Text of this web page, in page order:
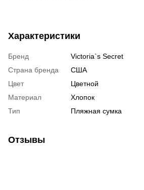
Характеристики
Бренд
Victoria`s Secret
Страна бренда
США
Цвет
Цветной
Материал
Хлопок
Тип
Пляжная сумка
Отзывы